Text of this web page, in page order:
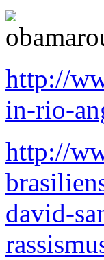
http://
in-rio-
http://
david-